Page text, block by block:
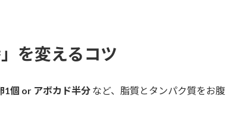
を変えるコツ
1個 or アボカド半分 など、脂質とタンパク質をお腹